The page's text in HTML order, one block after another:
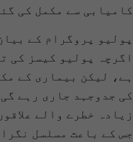
سے مکمل کی
پروگرام کے
پولیو کیسز کی
لیکن بیماری کے
جدوجہد جاری رہے
خطرے والے
کے باعث مسلسل